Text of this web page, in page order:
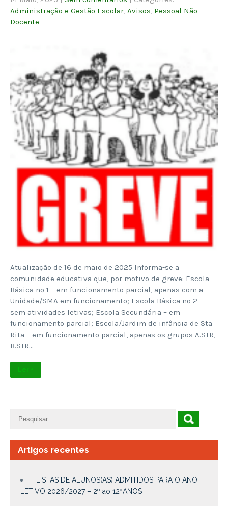
Administração e Gestão Escolar Avisos Pessoal Não
Docente
Atualização de 16 de maio de 2025 Informa-se a
comunidade educativa que, por motivo de greve: Escola
Básica nº 1 – em funcionamento parcial, apenas com a
Unidade/SMA em funcionamento; Escola Básica nº 2 –
sem atividades letivas; Escola Secundária – em
funcionamento parcial; Escola/Jardim de infância de Sta
Rita – em funcionamento parcial, apenas os grupos A.STR,
B.STR…
Ler +
Artigos recentes
LISTAS DE ALUNOS(AS) ADMITIDOS PARA O ANO
LETIVO 2026/2027 – 2º ao 12ºANOS